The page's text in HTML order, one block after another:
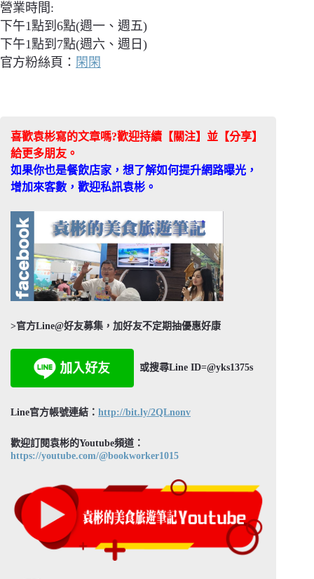
營業時間:
下午1點到6點(週一、週五)
下午1點到7點(週六、週日)
官方粉絲頁： 閑閑
喜歡袁彬寫的文章嗎?歡迎持續【關注】並【分享】
給更多朋友。
如果你也是餐飲店家，想了解如何提升網路曝光，
增加來客數，歡迎私訊袁彬。
>官方Line@好友募集，加好友不定期抽優惠好康
或搜尋Line ID=@yks1375s
Line官方帳號連結： http://bit.ly/2QLnonv
歡迎訂閱袁彬的Youtube頻道：
https://youtube.com/@bookworker1015